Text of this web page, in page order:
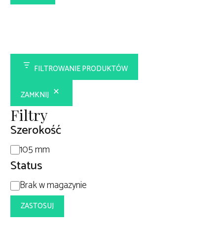
FILTROWANIE PRODUKTÓW
ZAMKNIJ
Filtry
Szerokość
Szerokość
105 mm
Status
Dostępność
Brak w magazynie
ZASTOSUJ